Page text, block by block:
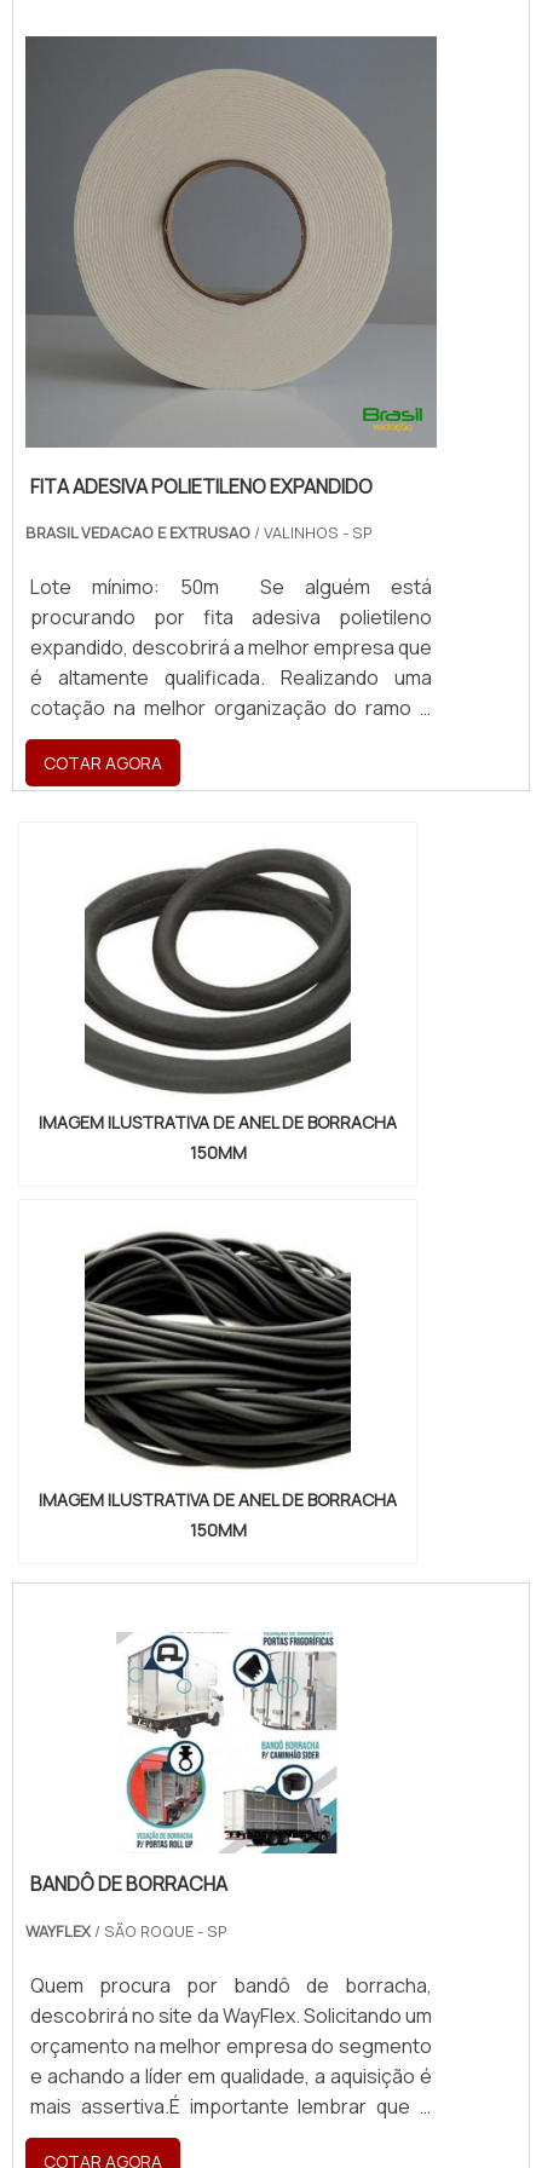
site da Brasil Vedação. É possível encontrar
borrachas fa...
FITA ADESIVA POLIETILENO EXPANDIDO
BRASIL VEDACAO E EXTRUSAO / VALINHOS - SP
Lote mínimo: 50m Se alguém está
procurando por fita adesiva polietileno
expandido, descobrirá a melhor empresa que
é altamente qualificada. Realizando uma
cotação na melhor organização do ramo e
descobrindo a maior referência de qualidade
da área de atuação. Quando o tema é fita
adesiva polietileno expandido, com os
encontrar excelente custo-benefício com
cores sólidas e duráveis, que não
desbotam...
COTAR AGORA
IMAGEM ILUSTRATIVA DE ANEL DE BORRACHA
150MM
IMAGEM ILUSTRATIVA DE ANEL DE BORRACHA
150MM
BANDÔ DE BORRACHA
WAYFLEX / SÃO ROQUE - SP
Quem procura por bandô de borracha,
descobrirá no site da WayFlex. Solicitando um
orçamento na melhor empresa do segmento
e achando a líder em qualidade, a aquisição é
mais assertiva.É importante lembrar que o
produto deve ser adquirido com empresas
COTAR AGORA